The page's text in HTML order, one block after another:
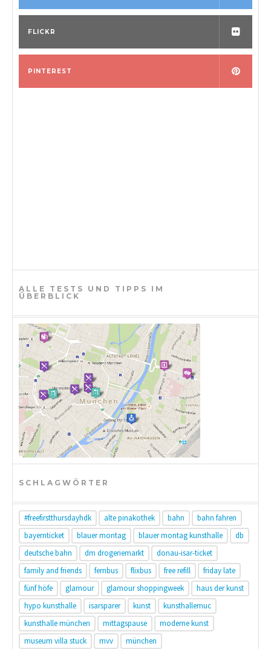
FLICKR
PINTEREST
ALLE TESTS UND TIPPS IM
ÜBERBLICK
SCHLAGWÖRTER
#freefirstthursdayhdk alte pinakothek bahn
bahn fahren
bayernticket
blauer montag blauer montag kunsthalle
db
deutsche bahn
dm drogeriemarkt
donau-isar-ticket
family and friends
fernbus flixbus free refill
friday late
fünf höfe
glamour glamour shoppingweek
haus der kunst
hypo kunsthalle
isarsparer kunst
kunsthallemuc
kunsthalle münchen
mittagspause
moderne kunst
museum villa stuck
mvv
münchen